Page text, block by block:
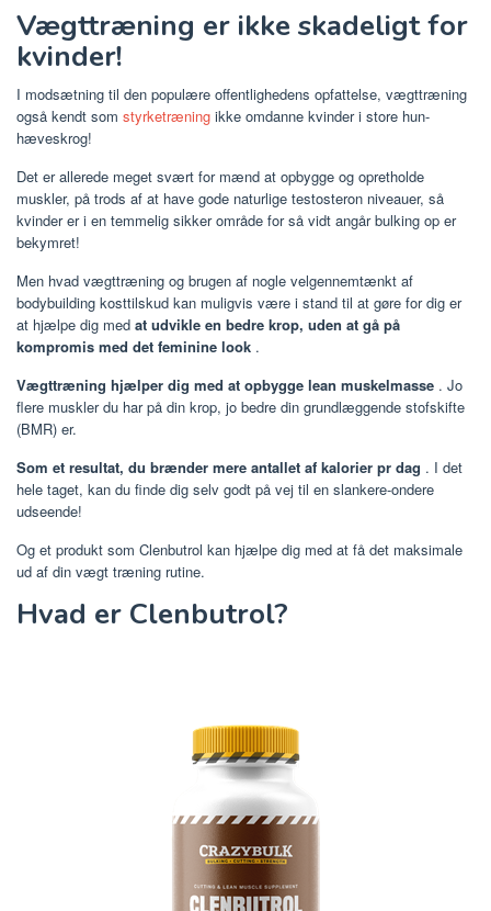
Vægttræning er ikke skadeligt for
kvinder!
I modsætning til den populære offentlighedens opfattelse, vægttræning
også kendt som styrketræning ikke omdanne kvinder i store hun-
hæveskrog!
Det er allerede meget svært for mænd at opbygge og opretholde
muskler, på trods af at have gode naturlige testosteron niveauer, så
kvinder er i en temmelig sikker område for så vidt angår bulking op er
bekymret!
Men hvad vægttræning og brugen af nogle velgennemtænkt af
bodybuilding kosttilskud kan muligvis være i stand til at gøre for dig er
at hjælpe dig med at udvikle en bedre krop, uden at gå på
kompromis med det feminine look .
Vægttræning hjælper dig med at opbygge lean muskelmasse . Jo
flere muskler du har på din krop, jo bedre din grundlæggende stofskifte
(BMR) er.
Som et resultat, du brænder mere antallet af kalorier pr dag . I det
hele taget, kan du finde dig selv godt på vej til en slankere-ondere
udseende!
Og et produkt som Clenbutrol kan hjælpe dig med at få det maksimale
ud af din vægt træning rutine.
Hvad er Clenbutrol?